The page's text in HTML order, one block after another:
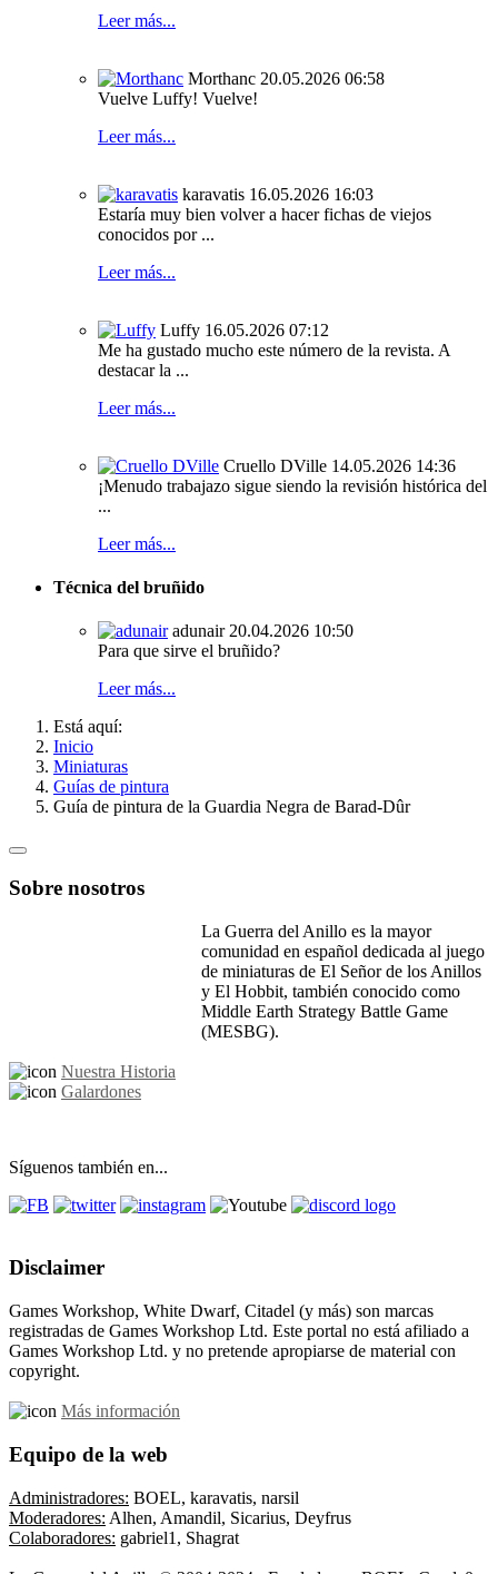
Leer más...
Morthanc 20.05.2026 06:58
Vuelve Luffy! Vuelve!
Leer más...
karavatis 16.05.2026 16:03
Estaría muy bien volver a hacer fichas de viejos
conocidos por ...
Leer más...
Luffy 16.05.2026 07:12
Me ha gustado mucho este número de la revista. A
destacar la ...
Leer más...
Cruello DVille 14.05.2026 14:36
¡Menudo trabajazo sigue siendo la revisión histórica del
...
Leer más...
Técnica del bruñido
adunair 20.04.2026 10:50
Para que sirve el bruñido?
Leer más...
Está aquí:
Inicio
Miniaturas
Guías de pintura
Guía de pintura de la Guardia Negra de Barad-Dûr
Sobre nosotros
La Guerra del Anillo es la mayor
comunidad en español dedicada al juego
de miniaturas de El Señor de los Anillos
y El Hobbit, también conocido como
Middle Earth Strategy Battle Game
(MESBG).
Nuestra Historia
Galardones
Síguenos también en...
Disclaimer
Games Workshop, White Dwarf, Citadel (y más) son marcas
registradas de Games Workshop Ltd. Este portal no está afiliado a
Games Workshop Ltd. y no pretende apropiarse de material con
copyright.
Más información
Equipo de la web
Administradores: BOEL, karavatis, narsil
Moderadores: Alhen, Amandil, Sicarius, Deyfrus
Colaboradores: gabriel1, Shagrat